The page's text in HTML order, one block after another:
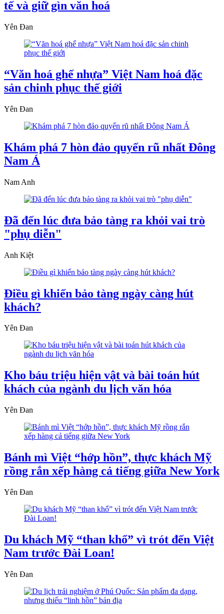
tế và giữ gìn văn hoá
Yên Đan
“Văn hoá ghế nhựa” Việt Nam hoá đặc
sản chinh phục thế giới
Yên Đan
Khám phá 7 hòn đảo quyến rũ nhất Đông
Nam Á
Nam Anh
Đã đến lúc đưa bảo tàng ra khỏi vai trò
"phụ diễn"
Anh Kiệt
Điều gì khiến bảo tàng ngày càng hút
khách?
Yên Đan
Kho báu triệu hiện vật và bài toán hút
khách của ngành du lịch văn hóa
Yên Đan
Bánh mì Việt “hớp hồn”, thực khách Mỹ
rồng rắn xếp hàng cả tiếng giữa New York
Yên Đan
Du khách Mỹ “than khổ” vì trót đến Việt
Nam trước Đài Loan!
Yên Đan